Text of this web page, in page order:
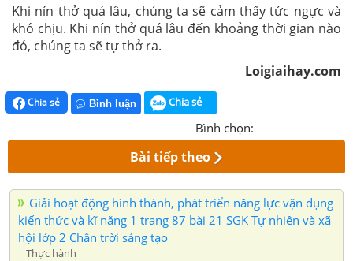
Khi nín thở quá lâu, chúng ta sẽ cảm thấy tức ngực và
khó chịu. Khi nín thở quá lâu đến khoảng thời gian nào
đó, chúng ta sẽ tự thở ra.
Loigiaihay.com
Chia sẻ Bình luận Chia sẻ
Bình chọn:
Bài tiếp theo
Giải hoạt động hình thành, phát triển năng lực vận dụng
kiến thức và kĩ năng 1 trang 87 bài 21 SGK Tự nhiên và xã
hội lớp 2 Chân trời sáng tạo
Thực hành